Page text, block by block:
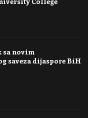
sa novim
saveza dijaspore BiH